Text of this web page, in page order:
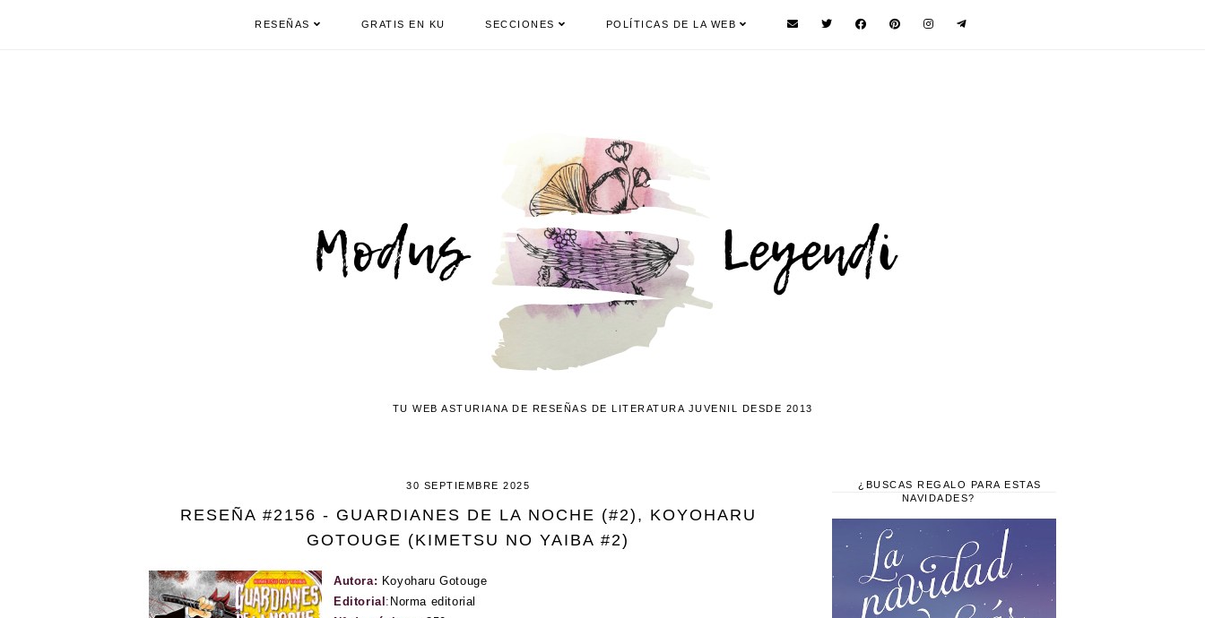
RESEÑAS GRATIS EN KU SECCIONES POLÍTICAS DE LA WEB
TU WEB ASTURIANA DE RESEÑAS DE LITERATURA JUVENIL DESDE 2013
30 SEPTIEMBRE 2025
RESEÑA #2156 - GUARDIANES DE LA NOCHE (#2), KOYOHARU
GOTOUGE (KIMETSU NO YAIBA #2)
Autora: Koyoharu Gotouge
Editorial : Norma editorial
¿BUSCAS REGALO PARA ESTAS
NAVIDADES?